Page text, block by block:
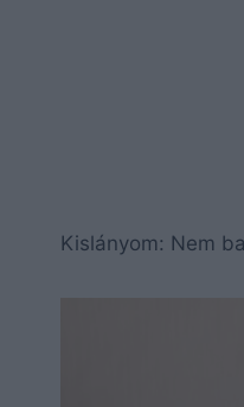
Kislányom: Nem